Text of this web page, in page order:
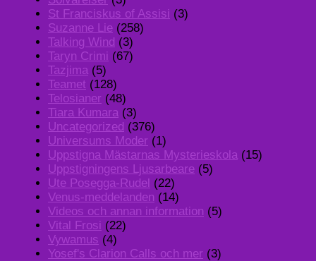
St Franciskus of Assisi (3)
Suzanne Lie (258)
Talking Wind (3)
Taryn Crimi (67)
Tazjima (5)
Teamet (128)
Telosianer (48)
Tiara Kumara (3)
Uncategorized (376)
Universums Moder (1)
Uppstigna Mästarnas Mysterieskola (15)
Uppstigningens Ljusarbeare (5)
Ute Posegga-Rudel (22)
Venus-meddelanden (14)
Videos och annan information (5)
Vital Frosi (22)
Vywamus (4)
Yosef's Clarion Calls och mer (3)